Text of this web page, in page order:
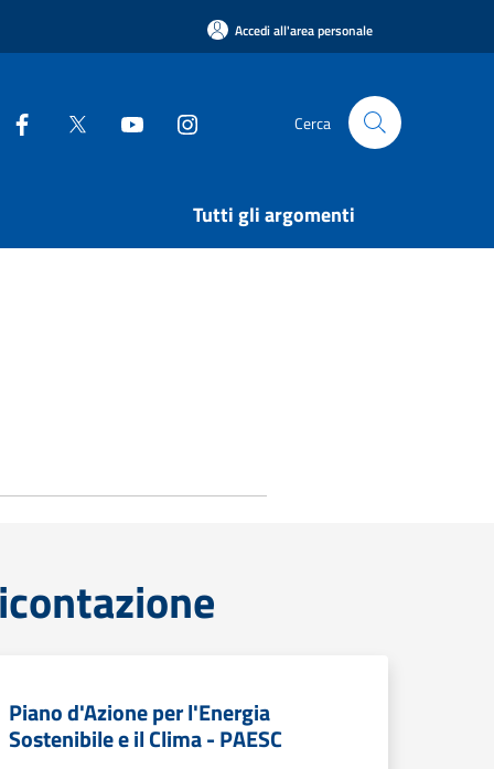
Accedi all'area personale
Cerca
Tutti gli argomenti
Piano d'Azione per l'Energia
Sostenibile e il Clima - PAESC